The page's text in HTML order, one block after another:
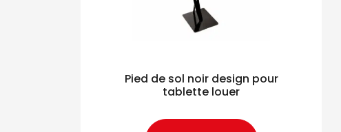
Pied de sol noir design pour
tablette louer